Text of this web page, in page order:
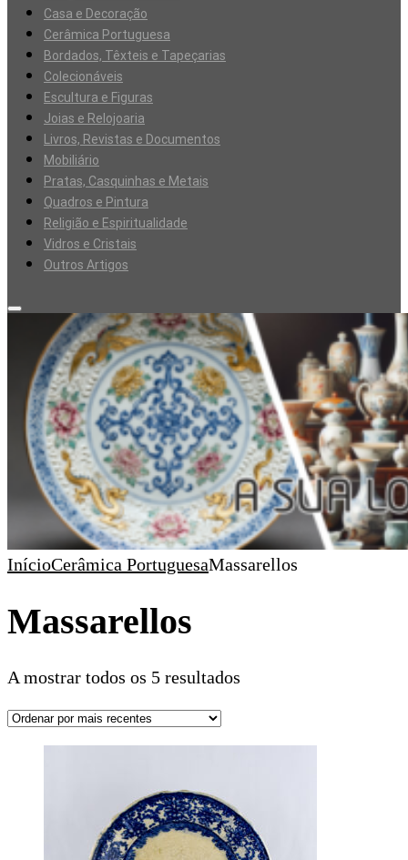
Casa e Decoração
Cerâmica Portuguesa
Bordados, Têxteis e Tapeçarias
Colecionáveis
Escultura e Figuras
Joias e Relojoaria
Livros, Revistas e Documentos
Mobiliário
Pratas, Casquinhas e Metais
Quadros e Pintura
Religião e Espiritualidade
Vidros e Cristais
Outros Artigos
InícioCerâmica PortuguesaMassarellos
Massarellos
A mostrar todos os 5 resultados